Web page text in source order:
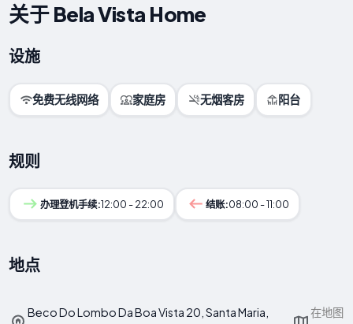
关于 Bela Vista Home
设施
免费无线网络 家庭房 无烟客房 阳台
规则
办理登机手续:12:00 - 22:00 结账:08:00 - 11:00
地点
Beco Do Lombo Da Boa Vista 20, Santa Maria,
在地图